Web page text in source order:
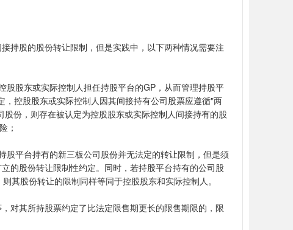
持股的股份转让限制，但是实践中，以下两种情况需要注
股股东或实际控制人担任持股平台的GP，从而管理持股平
控股股东或实际控制人因其间接持有公司股票应遵循"两
份，则存在被认定为控股股东或实际控制人间接持有的股
；
股平台持有的新三板公司股份并无法定的转让限制，但是须
的股份转让限制性约定。同时，若持股平台持有的公司股
其股份转让的限制同样等同于控股股东和实际控制人。
对其所持股票约定了比法定限售期更长的限售期限的，限